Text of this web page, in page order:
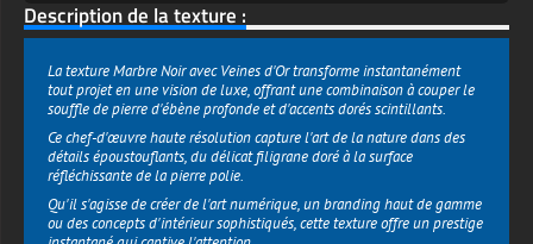
Description de la texture :
La texture Marbre Noir avec Veines d'Or transforme instantanément
tout projet en une vision de luxe, offrant une combinaison à couper le
souffle de pierre d'ébène profonde et d'accents dorés scintillants.
Ce chef-d'œuvre haute résolution capture l'art de la nature dans des
détails époustouflants, du délicat filigrane doré à la surface
réfléchissante de la pierre polie.
Qu'il s'agisse de créer de l'art numérique, un branding haut de gamme